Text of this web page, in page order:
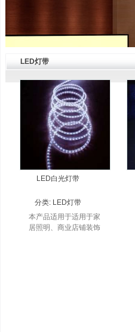
LED灯带
LED白光灯带
分类: LED灯带
本产品适用于适用于家
居照明、商业店铺装饰